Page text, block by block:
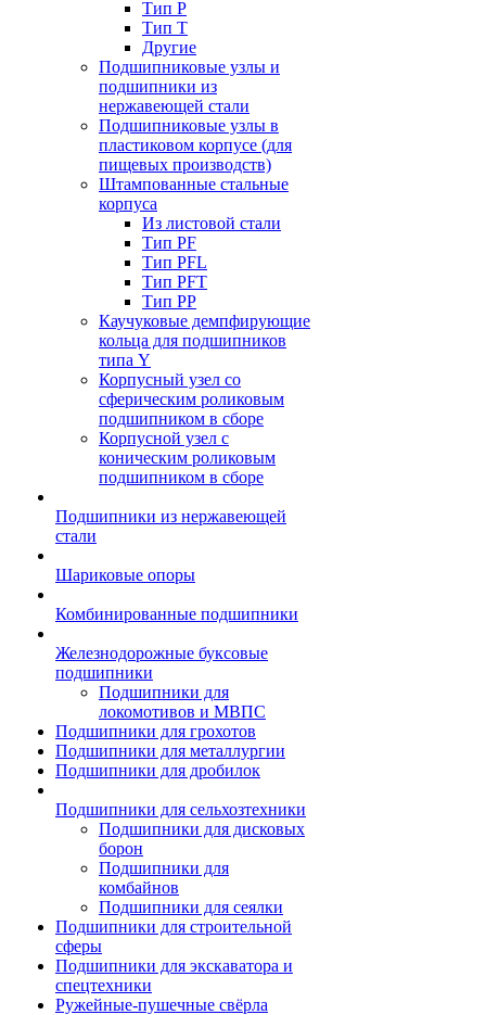
Тип P
Тип T
Другие
Подшипниковые узлы и
подшипники из
нержавеющей стали
Подшипниковые узлы в
пластиковом корпусе (для
пищевых производств)
Штампованные стальные
корпуса
Из листовой стали
Тип PF
Тип PFL
Тип PFT
Тип PP
Каучуковые демпфирующие
кольца для подшипников
типа Y
Корпусный узел со
сферическим роликовым
подшипником в сборе
Корпусной узел с
коническим роликовым
подшипником в сборе
Подшипники из нержавеющей
стали
Шариковые опоры
Комбинированные подшипники
Железнодорожные буксовые
подшипники
Подшипники для
локомотивов и МВПС
Подшипники для грохотов
Подшипники для металлургии
Подшипники для дробилок
Подшипники для сельхозтехники
Подшипники для дисковых
борон
Подшипники для
комбайнов
Подшипники для сеялки
Подшипники для строительной
сферы
Подшипники для экскаватора и
спецтехники
Ружейные-пушечные свёрла